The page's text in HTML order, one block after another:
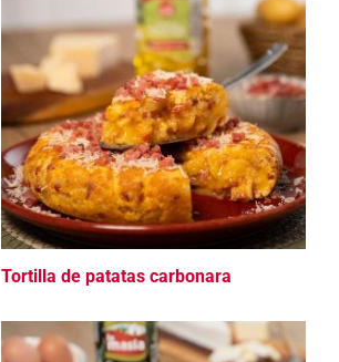
Tortilla de patatas carbonara